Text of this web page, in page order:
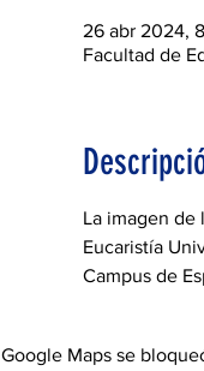
26 abr 2024,
Facultad de
La imagen de
Eucaristía
Campus de
Google Maps se